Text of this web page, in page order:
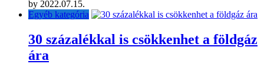
by 2022.07.15.
Egyéb kategória
30 százalékkal is csökkenhet a földgáz
ára